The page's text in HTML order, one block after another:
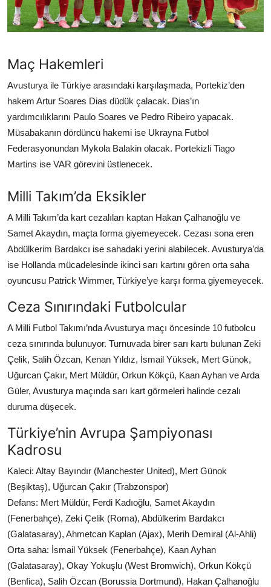
RÜYA TABİRİ
GALERİ
Maç Hakemleri
Avusturya ile Türkiye arasındaki karşılaşmada, Portekiz’den
hakem Artur Soares Dias düdük çalacak. Dias’ın
yardımcılıklarını Paulo Soares ve Pedro Ribeiro yapacak.
Müsabakanın dördüncü hakemi ise Ukrayna Futbol
Federasyonundan Mykola Balakin olacak. Portekizli Tiago
Martins ise VAR görevini üstlenecek.
Milli Takım’da Eksikler
A Milli Takım’da kart cezalıları kaptan Hakan Çalhanoğlu ve
Samet Akaydın, maçta forma giyemeyecek. Cezası sona eren
Abdülkerim Bardakcı ise sahadaki yerini alabilecek. Avusturya’da
ise Hollanda mücadelesinde ikinci sarı kartını gören orta saha
oyuncusu Patrick Wimmer, Türkiye’ye karşı forma giyemeyecek.
Ceza Sınırındaki Futbolcular
A Milli Futbol Takımı’nda Avusturya maçı öncesinde 10 futbolcu
ceza sınırında bulunuyor. Turnuvada birer sarı kartı bulunan Zeki
Çelik, Salih Özcan, Kenan Yıldız, İsmail Yüksek, Mert Günok,
Uğurcan Çakır, Mert Müldür, Orkun Kökçü, Kaan Ayhan ve Arda
Güler, Avusturya maçında sarı kart görmeleri halinde cezalı
duruma düşecek.
Türkiye’nin Avrupa Şampiyonası
Kadrosu
Kaleci: Altay Bayındır (Manchester United), Mert Günok
(Beşiktaş), Uğurcan Çakır (Trabzonspor)
Defans: Mert Müldür, Ferdi Kadıoğlu, Samet Akaydın
(Fenerbahçe), Zeki Çelik (Roma), Abdülkerim Bardakcı
(Galatasaray), Ahmetcan Kaplan (Ajax), Merih Demiral (Al-Ahli)
Orta saha: İsmail Yüksek (Fenerbahçe), Kaan Ayhan
(Galatasaray), Okay Yokuşlu (West Bromwich), Orkun Kökçü
(Benfica), Salih Özcan (Borussia Dortmund), Hakan Çalhanoğlu